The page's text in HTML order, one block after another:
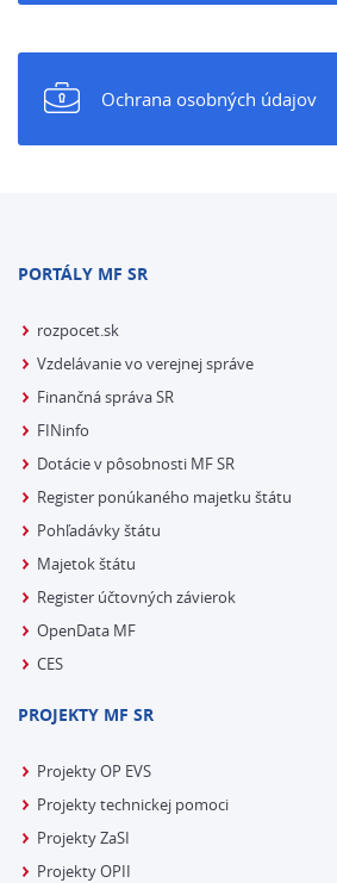
Ochrana osobných údajov
PORTÁLY MF SR
rozpocet.sk
Vzdelávanie vo verejnej správe
Finančná správa SR
FINinfo
Dotácie v pôsobnosti MF SR
Register ponúkaného majetku štátu
Pohľadávky štátu
Majetok štátu
Register účtovných závierok
OpenData MF
CES
PROJEKTY MF SR
Projekty OP EVS
Projekty technickej pomoci
Projekty ZaSI
Projekty OPII